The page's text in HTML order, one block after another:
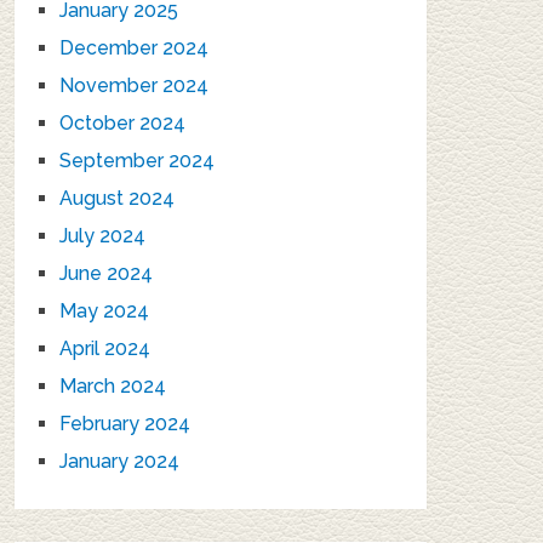
January 2025
December 2024
November 2024
October 2024
September 2024
August 2024
July 2024
June 2024
May 2024
April 2024
March 2024
February 2024
January 2024